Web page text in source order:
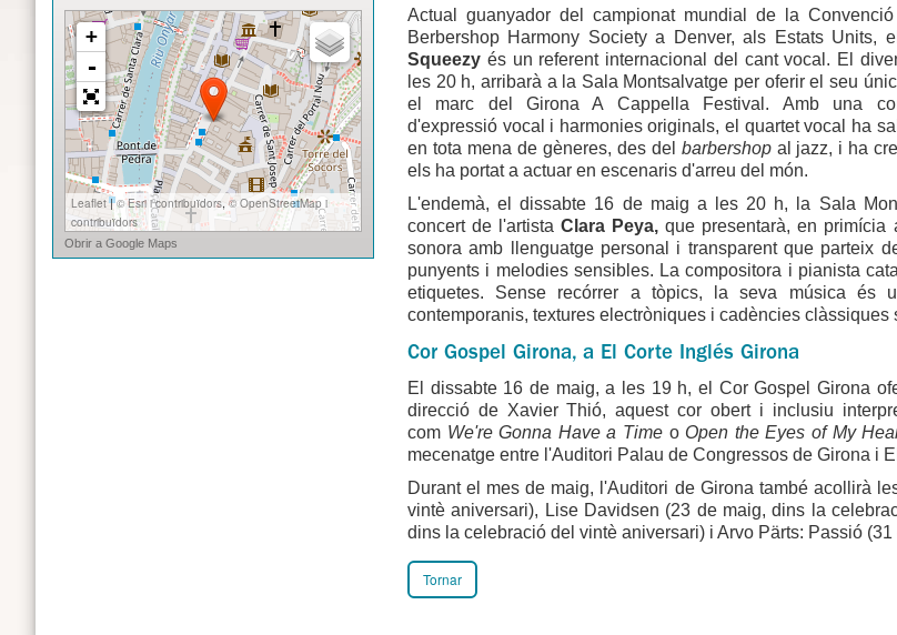
Actual guanyador del campionat mundial de la
Berbershop Harmony Society a Denver, als Estats Units,
Squeezy és un referent internacional del cant vocal. El
les 20 h, arribarà a la Sala Montsalvatge per oferir el seu
el marc del Girona A Cappella Festival. Amb una
d'expressió vocal i harmonies originals, el quartet vocal ha
en tota mena de gèneres, des del barbershopal jazz, i ha
els ha portat a actuar en escenaris d'arreu del món.
L'endemà, el dissabte 16 de maig a les 20 h, la Sala
concert de l'artistaClara Peya,que presentarà, en
sonora amb llenguatge personal i transparent que parteix
punyents i melodies sensibles. La compositora i pianista
etiquetes. Sense recórrer a tòpics, la seva música és
contemporanis, textures electròniques i cadències clàssiques
Cor Gospel Girona, a El Corte Inglés Girona
El dissabte 16 de maig, a les 19 h, el Cor Gospel Girona
direcció de Xavier Thió, aquest cor obert i inclusiu
com We're Gonna Have a Time oOpen the Eyes of My
mecenatge entre l'Auditori Palau de Congressos de Girona i
Durant el mes de maig, l'Auditori de Girona també acollirà
vintè aniversari), Lise Davidsen (23 de maig, dins la
dins la celebració del vintè aniversari) i Arvo Pärts: Passió
Tornar